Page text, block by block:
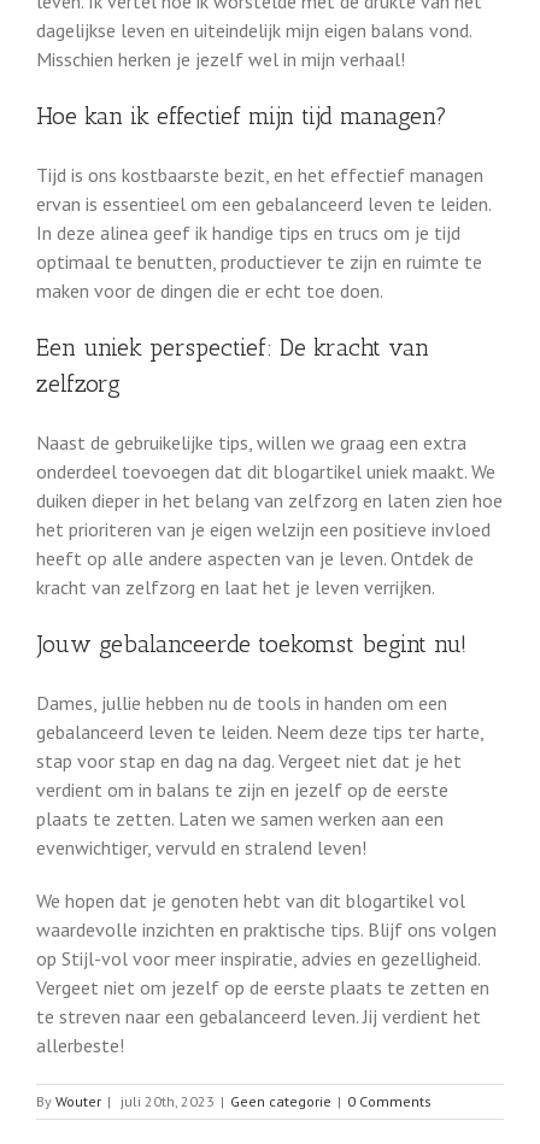
dagelijkse leven en uiteindelijk mijn eigen balans vond.
Misschien herken je jezelf wel in mijn verhaal!
Hoe kan ik effectief mijn tijd managen?
Tijd is ons kostbaarste bezit, en het effectief managen
ervan is essentieel om een gebalanceerd leven te leiden.
In deze alinea geef ik handige tips en trucs om je tijd
optimaal te benutten, productiever te zijn en ruimte te
maken voor de dingen die er echt toe doen.
Een uniek perspectief: De kracht van
zelfzorg
Naast de gebruikelijke tips, willen we graag een extra
onderdeel toevoegen dat dit blogartikel uniek maakt. We
duiken dieper in het belang van zelfzorg en laten zien hoe
het prioriteren van je eigen welzijn een positieve invloed
heeft op alle andere aspecten van je leven. Ontdek de
kracht van zelfzorg en laat het je leven verrijken.
Jouw gebalanceerde toekomst begint nu!
Dames, jullie hebben nu de tools in handen om een
gebalanceerd leven te leiden. Neem deze tips ter harte,
stap voor stap en dag na dag. Vergeet niet dat je het
verdient om in balans te zijn en jezelf op de eerste
plaats te zetten. Laten we samen werken aan een
evenwichtiger, vervuld en stralend leven!
We hopen dat je genoten hebt van dit blogartikel vol
waardevolle inzichten en praktische tips. Blijf ons volgen
op Stijl-vol voor meer inspiratie, advies en gezelligheid.
Vergeet niet om jezelf op de eerste plaats te zetten en
te streven naar een gebalanceerd leven. Jij verdient het
allerbeste!
By Wouter | juli 20th, 2023 | Geen categorie | 0 Comments